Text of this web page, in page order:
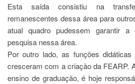
Curricularização
da
Ingresso
Calendário
e
Horários
Esta saída consistiu na
remanescentes dessa área para
atual quadro pudessem garantir
pesquisa nessa área.
Por outro lado, as funções
cresceram com a criação da FEARP.
ensino de graduação, é hoje